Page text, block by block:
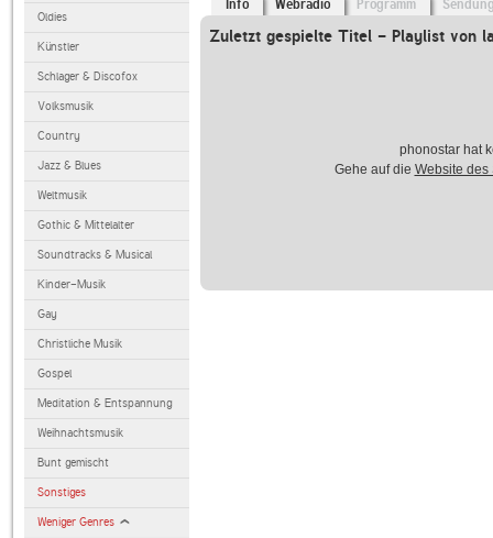
Oldies
Künstler
Schlager & Discofox
Volksmusik
Country
Jazz & Blues
Weltmusik
Gothic & Mittelalter
Soundtracks & Musical
Kinder-Musik
Gay
Christliche Musik
Gospel
Meditation & Entspannung
Weihnachtsmusik
Bunt gemischt
Sonstiges
Weniger Genres
Info Webradio Programm
Zuletzt gespielte Titel - Playlist von
phonostar hat
Gehe auf die Website des